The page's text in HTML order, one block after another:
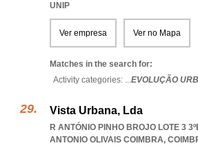
UNIP
Ver empresa Ver no Mapa
Matches in the search for:
Activity categories: ...EVOLUÇÃO
Vista Urbana, Lda
R ANTÓNIO PINHO BROJO LOTE 3
ANTONIO OLIVAIS COIMBRA,